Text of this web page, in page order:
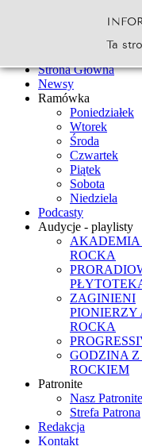
Strona Główna
Newsy
Ramówka
Poniedziałek
Wtorek
Środa
Czwartek
Piątek
Sobota
Niedziela
Podcasty
Audycje - playlisty
AKADEMIA
ROCKA
ZAGINIENI
PIONIERZY
ROCKA
GODZINA Z
ROCKIEM
Patronite
Nasz Patronite
Strefa Patrona
Redakcja
Kontakt
Ta